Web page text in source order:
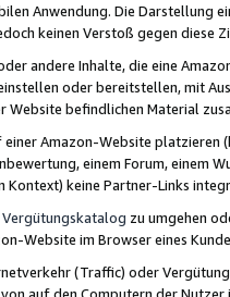
Anwendung. Die Darstellung
keinen Verstoß gegen diese
andere Inhalte, die eine
oder bereitstellen, mit
Website befindlichen Material
einer Amazon-Website
einem Forum, einem
keine Partner-Links
Vergütungskatalog zu umgehen
Website im Browser eines
(Traffic) oder
auf den Computern der